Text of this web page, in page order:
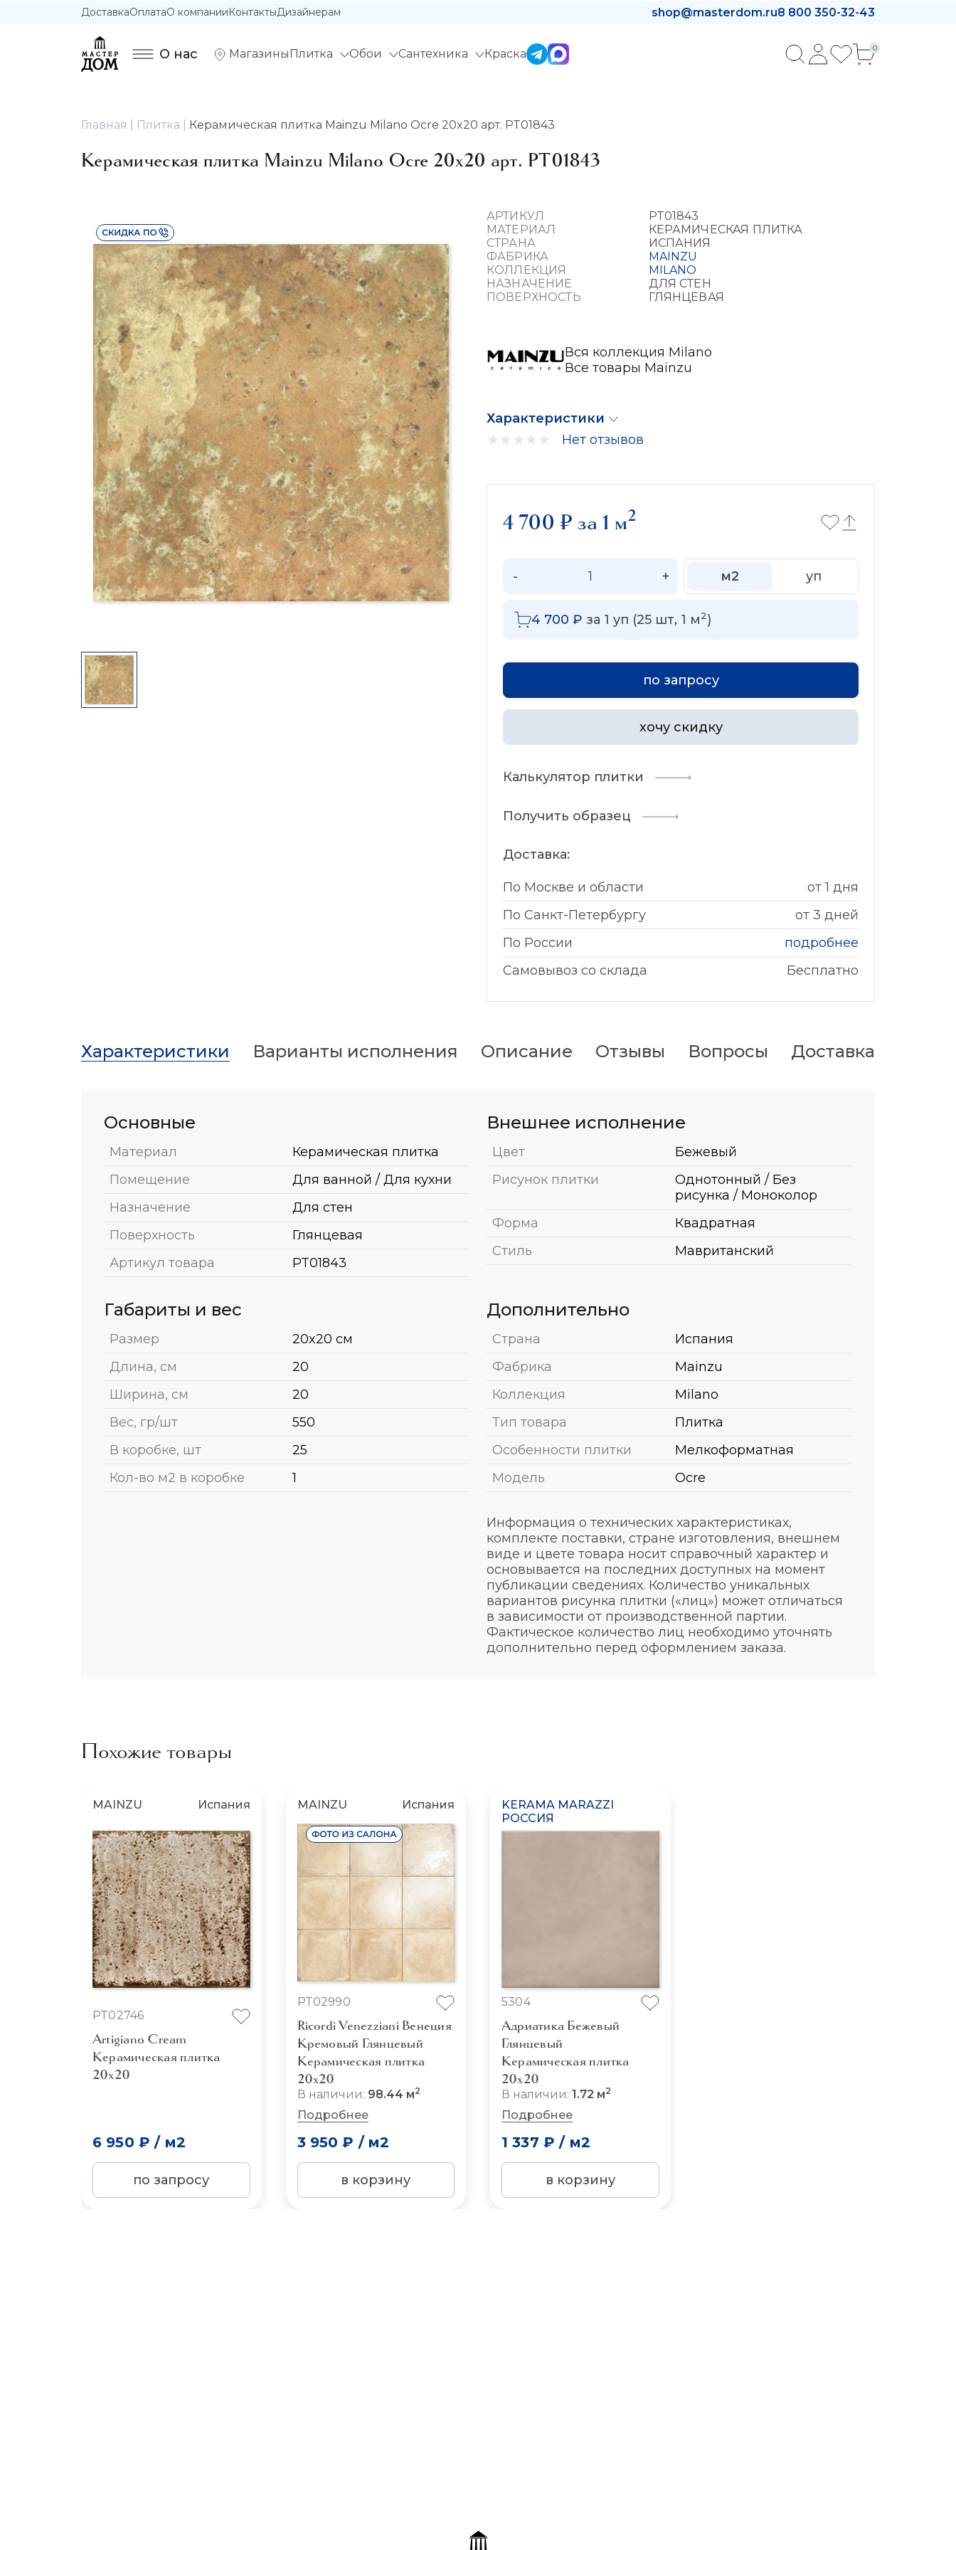
ДоставкаОплатаО компанииКонтактыДизайнерам shop@masterdom.ru8 800 350-32-43
О нас Магазины Плитка Обои Сантехника Краска 0
Главная Плитка Керамическая плитка Mainzu Milano Ocre 20x20 арт. PT01843
Керамическая плитка Mainzu Milano Ocre 20x20 арт. PT01843
АРТИКУЛ
PT01843
МАТЕРИАЛ
КЕРАМИЧЕСКАЯ ПЛИТКА
СТРАНА
ИСПАНИЯ
ФАБРИКА
MAINZU
КОЛЛЕКЦИЯ
MILANO
НАЗНАЧЕНИЕ
ДЛЯ СТЕН
ПОВЕРХНОСТЬ
ГЛЯНЦЕВАЯ
Вся коллекция Milano
Все товары Mainzu
Характеристики
Нет отзывов
4 700 ₽ за 1 м2
- + м2 уп
4 700 ₽ за 1 уп (25 шт, 1 м2)
по запросу
хочу скидку
Калькулятор плитки
Получить образец
Доставка:
По Москве и области
от 1 дня
По Санкт-Петербургу
от 3 дней
По России
подробнее
Самовывоз со склада
Бесплатно
Характеристики Варианты исполнения Описание Отзывы Вопросы Доставка
Основные
Материал
Керамическая плитка
Помещение
Для ванной / Для кухни
Назначение
Для стен
Поверхность
Глянцевая
Артикул товара
PT01843
Внешнее исполнение
Цвет
Бежевый
Рисунок плитки
Однотонный / Без
рисунка / Моноколор
Форма
Квадратная
Стиль
Мавританский
Габариты и вес
Размер
20x20 см
Длина, см
20
Ширина, см
20
Вес, гр/шт
550
В коробке, шт
25
Кол-во м2 в коробке
1
Дополнительно
Страна
Испания
Фабрика
Mainzu
Коллекция
Milano
Тип товара
Плитка
Особенности плитки
Мелкоформатная
Модель
Ocre
Информация о технических характеристиках,
комплекте поставки, стране изготовления, внешнем
виде и цвете товара носит справочный характер и
основывается на последних доступных на момент
публикации сведениях. Количество уникальных
вариантов рисунка плитки («лиц») может отличаться
в зависимости от производственной партии.
Фактическое количество лиц необходимо уточнять
дополнительно перед оформлением заказа.
Похожие товары
MAINZU Испания
PT02746
Artigiano Cream
Керамическая плитка
20x20
6 950 ₽ / м2
по запросу
MAINZU Испания
PT02990
Ricordi Venezziani Венеция
Кремовый Глянцевый
Керамическая плитка
20x20
В наличии: 98.44 м2
Подробнее
3 950 ₽ / м2
в корзину
KERAMA MARAZZI
РОССИЯ
5304
Адриатика Бежевый
Глянцевый
Керамическая плитка
20x20
В наличии: 1.72 м2
Подробнее
1 337 ₽ / м2
в корзину